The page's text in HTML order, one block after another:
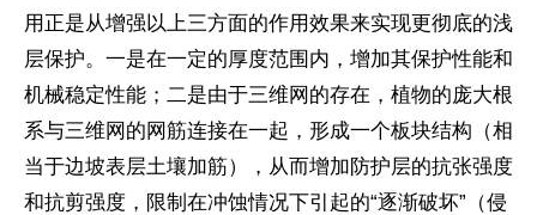
用正是从增强以上三方面的作用效果来实现更彻底的浅
层保护。一是在一定的厚度范围内，增加其保护性能和
机械稳定性能；二是由于三维网的存在，植物的庞大根
系与三维网的网筋连接在一起，形成一个板块结构（相
当于边坡表层土壤加筋），从而增加防护层的抗张强度
和抗剪强度，限制在冲蚀情况下引起的“逐渐破坏”（侵